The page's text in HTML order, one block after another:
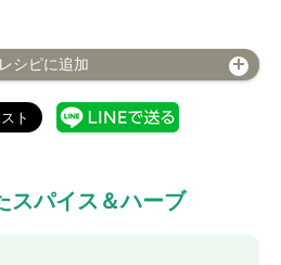
シピに追加
スパイス＆ハーブ